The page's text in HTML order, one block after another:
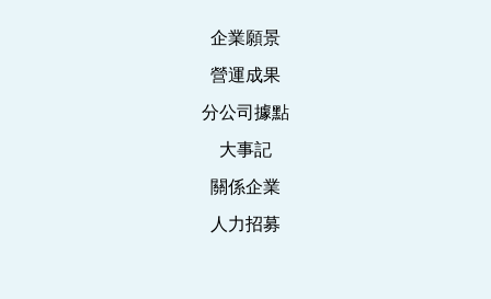
企業願景
營運成果
分公司據點
大事記
關係企業
人力招募